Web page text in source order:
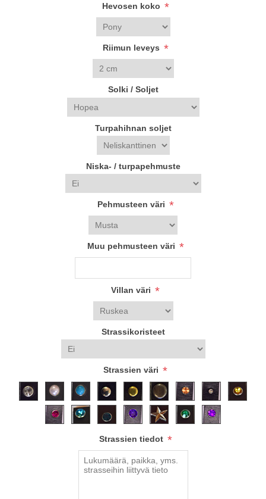
Hevosen koko *
Riimun leveys *
Solki / Soljet
Turpahihnan soljet
Niska- / turpapehmuste
Pehmusteen väri *
Muu pehmusteen väri *
Villan väri *
Strassikoristeet
Strassien väri *
Strassien tiedot *